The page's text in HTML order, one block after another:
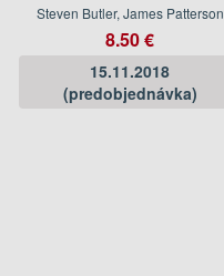
Steven Butler, James Patterson
8.50 €
15.11.2018
(predobjednávka)